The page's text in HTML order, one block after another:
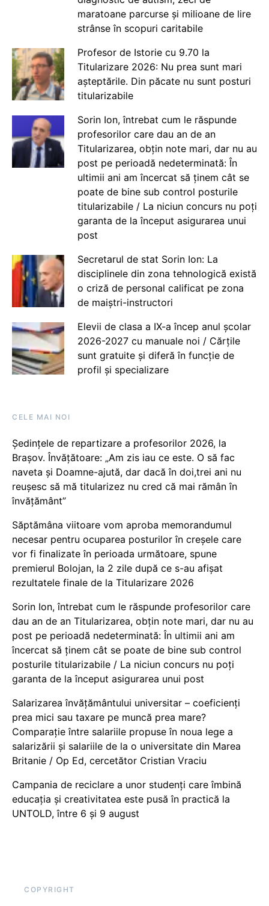
maratoane parcurse și milioane de lire
strânse în scopuri caritabile
Profesor de Istorie cu 9.70 la
Titularizare 2026: Nu prea sunt mari
așteptările. Din păcate nu sunt posturi
titularizabile
Sorin Ion, întrebat cum le răspunde
profesorilor care dau an de an
Titularizarea, obțin note mari, dar nu au
post pe perioadă nedeterminată: În
ultimii ani am încercat să ținem cât se
poate de bine sub control posturile
titularizabile / La niciun concurs nu poți
garanta de la început asigurarea unui
post
Secretarul de stat Sorin Ion: La
disciplinele din zona tehnologică există
o criză de personal calificat pe zona
de maiștri-instructori
Elevii de clasa a IX-a încep anul școlar
2026-2027 cu manuale noi / Cărțile
sunt gratuite și diferă în funcție de
profil și specializare
CELE MAI NOI
Ședințele de repartizare a profesorilor 2026, la
Brașov. Învățătoare: „Am zis iau ce este. O să fac
naveta și Doamne-ajută, dar dacă în doi,trei ani nu
reușesc să mă titularizez nu cred că mai rămân în
învățământ”
Săptămâna viitoare vom aproba memorandumul
necesar pentru ocuparea posturilor în creșele care
vor fi finalizate în perioada următoare, spune
premierul Bolojan, la 2 zile după ce s-au afișat
rezultatele finale de la Titularizare 2026
Sorin Ion, întrebat cum le răspunde profesorilor care
dau an de an Titularizarea, obțin note mari, dar nu au
post pe perioadă nedeterminată: În ultimii ani am
încercat să ținem cât se poate de bine sub control
posturile titularizabile / La niciun concurs nu poți
garanta de la început asigurarea unui post
Salarizarea învățământului universitar – coeficienți
prea mici sau taxare pe muncă prea mare?
Comparație între salariile propuse în noua lege a
salarizării și salariile de la o universitate din Marea
Britanie / Op Ed, cercetător Cristian Vraciu
Campania de reciclare a unor studenți care îmbină
educația și creativitatea este pusă în practică la
UNTOLD, între 6 și 9 august
COPYRIGHT